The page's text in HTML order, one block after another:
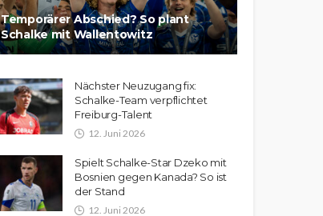
Temporärer Abschied? So plant
Schalke mit Wallentowitz
Nächster Neuzugang fix:
Schalke-Team verpflichtet
Freiburg-Talent
12. Juni 2026
Spielt Schalke-Star Dzeko mit
Bosnien gegen Kanada? So ist
der Stand
12. Juni 2026